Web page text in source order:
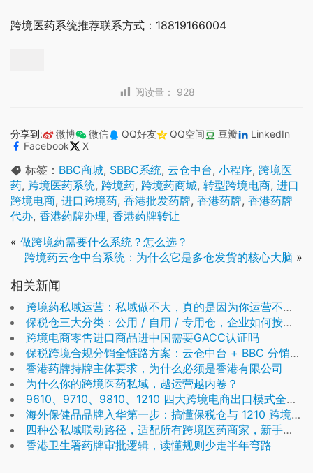
跨境医药系统推荐联系方式：18819166004
阅读量： 928
分享到: 微博 微信 QQ好友 QQ空间 豆瓣
LinkedIn
Facebook
X
标签： BBC商城, SBBC系统, 云仓中台, 小程序, 跨境医
药, 跨境医药系统, 跨境药, 跨境药商城, 转型跨境电商, 进口
跨境电商, 进口跨境药, 香港批发药牌, 香港药牌, 香港药牌
代办, 香港药牌办理, 香港药牌转让
« 做跨境药需要什么系统？怎么选？
跨境药云仓中台系统：为什么它是多仓发货的核心大脑 »
相关新闻
跨境药私域运营：私域做不大，真的是因为你运营不够精细吗？
保税仓三大分类：公用 / 自用 / 专用仓，企业如何按需选择
跨境电商零售进口商品进中国需要GACC认证吗
保税跨境合规分销全链路方案：云仓中台 + BBC 分销商城
香港药牌持牌主体要求，为什么必须是香港有限公司
为什么你的跨境医药私域，越运营越内卷？
9610、9710、9810、1210 四大跨境电商出口模式全面对比
海外保健品品牌入华第一步：搞懂保税仓与 1210 跨境备货模式
四种公私域联动路径，适配所有跨境医药商家，新手也能落地
香港卫生署药牌审批逻辑，读懂规则少走半年弯路